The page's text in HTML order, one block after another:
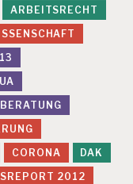
ARBEITSRECHT
BERATUNG
CORONA
DAK
2012